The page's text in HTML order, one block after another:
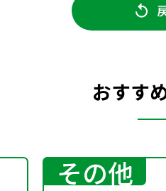
おすす
その他